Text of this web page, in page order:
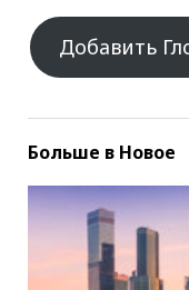
Добавить
Больше в Новое